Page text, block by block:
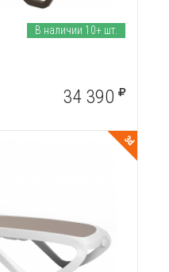
В наличии 10+ шт.
34 390
3d